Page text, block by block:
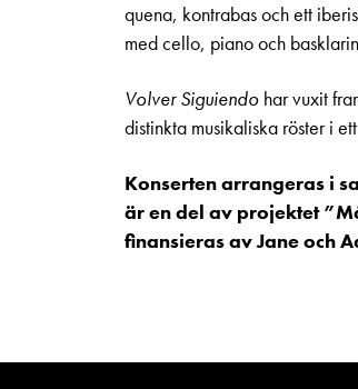
quena, kontrabas och ett
med cello, piano och
Volver Siguiendo har vuxit
distinkta musikaliska röster i
Konserten arrangeras i
är en del av projektet
finansieras av Jane och